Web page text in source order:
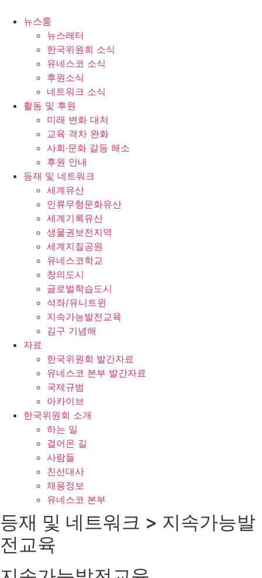
뉴스룸
뉴스레터
한국위원회 소식
유네스코 소식
후원소식
네트워크 소식
활동 및 후원
미래 변화 대처
교육 격차 완화
사회∙문화 갈등 해소
후원 안내
등재 및 네트워크
세계유산
인류무형문화유산
세계기록유산
생물권보전지역
세계지질공원
유네스코학교
창의도시
글로벌학습도시
석좌/유니트윈
지속가능발전교육
김구 기념해
자료
한국위원회 발간자료
유네스코 본부 발간자료
국제규범
아카이브
한국위원회 소개
하는 일
걸어온 길
사람들
친선대사
채용정보
유네스코 본부
등재 및 네트워크 > 지속가능발
전교육